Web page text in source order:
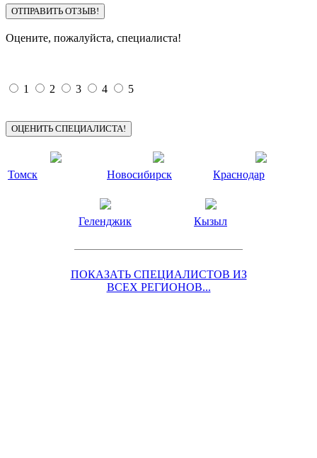
Оцените, пожалуйста, специалиста!
1 2 3 4 5
Томск Новосибирск Краснодар
Геленджик Кызыл
ПОКАЗАТЬ СПЕЦИАЛИСТОВ ИЗ
ВСЕХ РЕГИОНОВ...